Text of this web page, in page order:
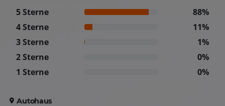
5 Sterne
88%
4 Sterne
11%
3 Sterne
1%
2 Sterne
0%
1 Sterne
0%
Autohaus